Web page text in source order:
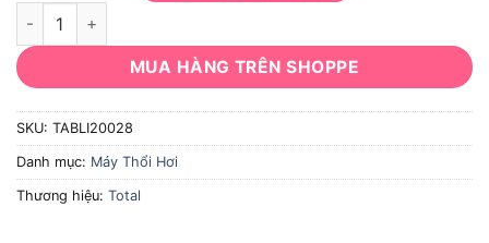
Máy thổi bụi dùng pin Total TABLI20028 số lượng
MUA HÀNG TRÊN SHOPPE
SKU: TABLI20028
Danh mục: Máy Thổi Hơi
Thương hiệu: Total